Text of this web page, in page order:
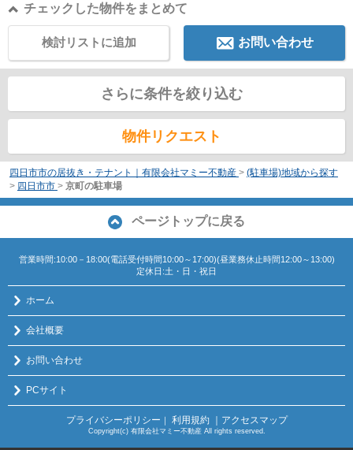
チェックした物件をまとめて
お問い合わせ
検討リストに追加
さらに条件を絞り込む
物件リクエスト
四日市市の居抜き・テナント｜有限会社マミー不動産 > (駐車場)地域から探す
> 四日市市 > 京町の駐車場
ページトップに戻る
営業時間:10:00－18:00(電話受付時間10:00～17:00)(昼業務休止時間12:00～13:00)
定休日:土・日・祝日
ホーム
会社概要
お問い合わせ
PCサイト
プライバシーポリシー ｜ 利用規約 ｜アクセスマップ
Copyright(c) 有限会社マミー不動産 All rights reserved.